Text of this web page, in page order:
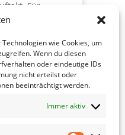
wie Cookies, um
Wenn du diesen
oder eindeutige IDs
nicht erteilst oder
beeinträchtigt werden.
Immer aktiv